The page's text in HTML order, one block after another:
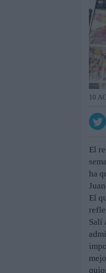
10
El
ha
El
Salí